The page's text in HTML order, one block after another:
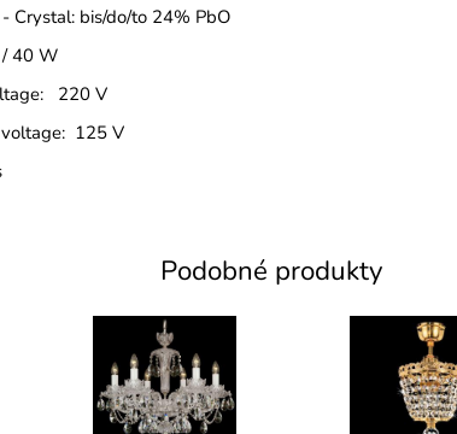
bis/do/to 24% PbO
40 W
220 V
125 V
Podobné produkty